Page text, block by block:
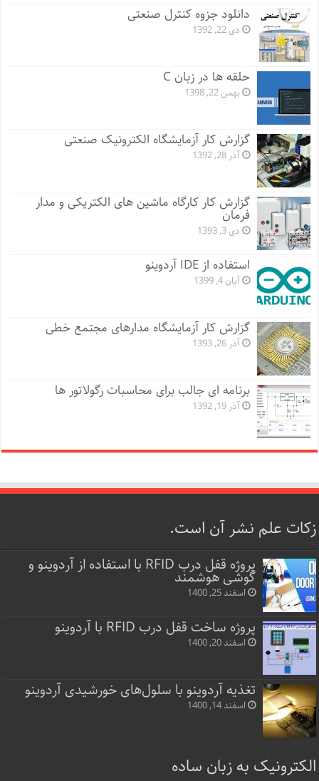
دانلود جزوه کنترل صنعتی
دی 22, 1392
حلقه ها در زبان C
بهمن 22, 1398
گزارش کار آزمایشگاه الکترونیک صنعتی
آذر 28, 1392
گزارش کار کارگاه ماشین های الکتریکی و مدار
فرمان
دی 3, 1393
استفاده از IDE آردوینو
آبان 4, 1399
گزارش کار آزمایشگاه مدارهای مجتمع خطی
آذر 26, 1393
برنامه ای جالب برای محاسبات رگولاتور ها
آذر 19, 1392
زکات علم نشر آن است.
پروژه قفل‌ درب RFID با استفاده از آردوینو و
گوشی هوشمند
اسفند 25, 1400
پروژه ساخت قفل‌ درب RFID با آردوینو
اسفند 20, 1400
تغذیه آردوینو با سلول‌های خورشیدی آردوینو
اسفند 14, 1400
الکترونیک به زبان ساده